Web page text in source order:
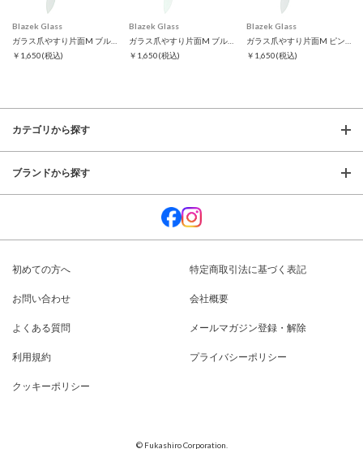
Blazek Glass
￥1,650(税込)
Blazek Glass
￥1,650(税込)
Blazek Glass
￥1,650(税込)
カテゴリから探す
ブランドから探す
初めての方へ 特定商取引法に基づく表記
お問い合わせ 会社概要
よくある質問 メールマガジン登録・解除
利用規約 プライバシーポリシー
クッキーポリシー
© Fukashiro Corporation.